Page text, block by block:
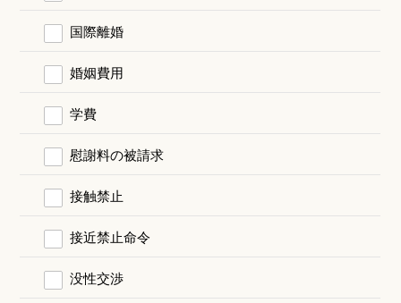
国際離婚
婚姻費用
学費
慰謝料の被請求
接触禁止
接近禁止命令
没性交渉